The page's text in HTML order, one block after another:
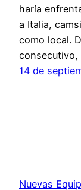
haría
a Italia,
como local.
consecutivo,
14 de
Nuevas